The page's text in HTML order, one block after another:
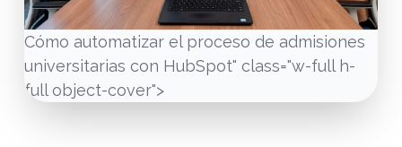
Cómo automatizar el proceso de admisiones
universitarias con HubSpot" class="w-full h-
full object-cover">